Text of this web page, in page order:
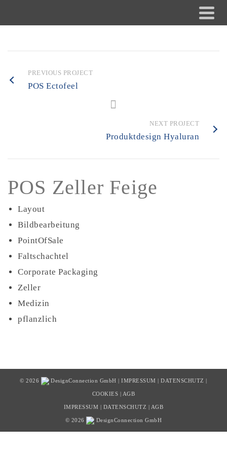
PREVIOUS PROJECT
POS Ectofeel
NEXT PROJECT
Produktdesign Hyaluran
POS Zeller Feige
Layout
Bildbearbeitung
PointOfSale
Faltschachtel
Corporate Packaging
Zeller
Medizin
pflanzlich
© 2026 DesignConnection GmbH |IMPRESSUM |DATENSCHUTZ |
COOKIES | AGB
IMPRESSUM | DATENSCHUTZ | AGB
© 2026 DesignConnection GmbH